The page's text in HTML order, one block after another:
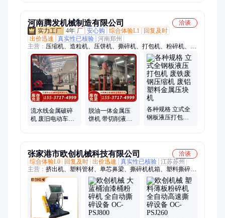
河南腾发机械制造有限公司
洽谈
4年 厂 安心购 综合体验L1
回复及时
出价迅速
真实性已核验 河南郑州
主营： 压缩机、造粒机、压饼机、撕碎机、打包机、粉碎机、压
块机、易拉罐、破碎机、造粒设备、粉碎设备、液压系统、结块
物料、电动剪板机、泡沫冷压机、秸秆颗粒机、锯末颗粒机、液
压切断机、金属剪切机、木屑颗粒机、稻壳颗粒设备、棕榈壳颗
粒机、钢筋切断设备、生物质颗粒机、废纸打包设备
流水线金属破碎
机 废旧电动车整
脱油一体金属压
饼机 带切削液金
各种规格 立式全
钢板液压打包机
张家港市欧创机械科技有限公司
洽谈
综合体验L0
回复及时 出价迅速 真实性已核验 江苏苏州
主营： 挤出机、塑料管材、单芯鼻梁、撕碎机机箱、塑料撕碎
机、锯切设备、塑料造粒、回收造粒、螺带混合机、无尘切割
机、立式破碎机、锥形混合机、废钢破碎机、塑料混合机、磨盘
磨粉机、管料磨粉机、电线收卷机、塑料粉碎机、真空喷淋内、
真空上料机、管材收卷机、卧式破碎机、磨粉磨粉机、飞刀切割